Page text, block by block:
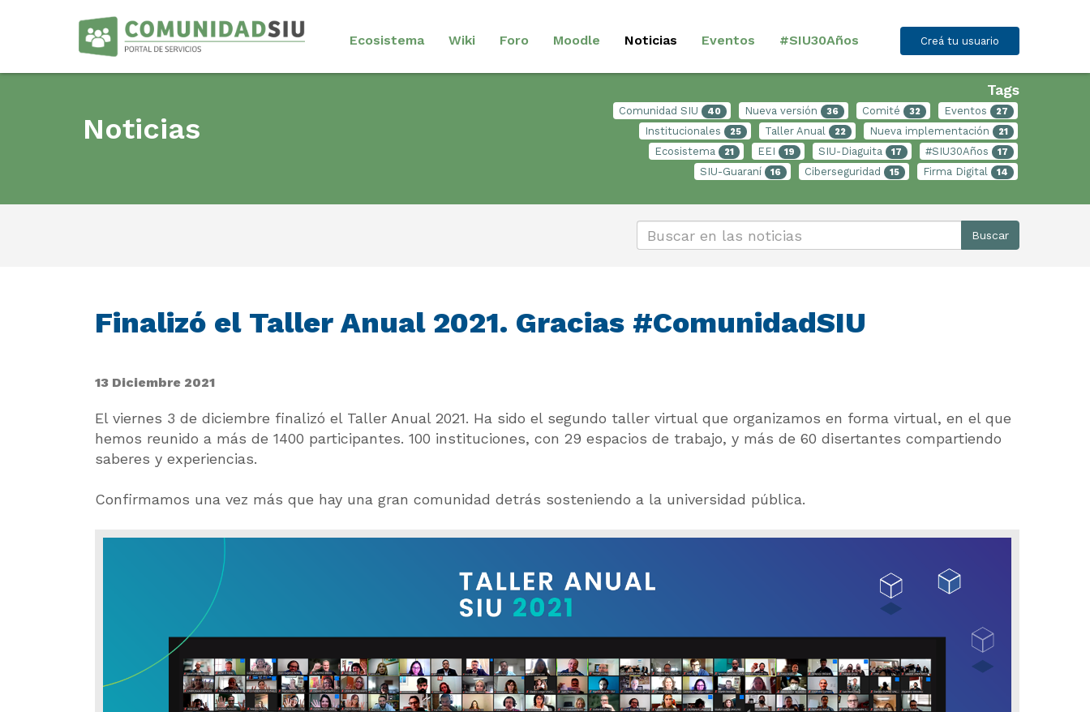
Ecosistema Wiki Foro Moodle Noticias Eventos #SIU30Años Creá tu usuario
Noticias
Tags
Comunidad SIU 40 Nueva versión 36 Comité 32 Eventos 27
Institucionales 25 Taller Anual 22 Nueva implementación 21
Ecosistema 21 EEI 19 SIU-Diaguita 17 #SIU30Años 17
SIU-Guaraní 16 Ciberseguridad 15 Firma Digital 14
Buscar
Finalizó el Taller Anual 2021. Gracias #ComunidadSIU
13 Diciembre 2021
El viernes 3 de diciembre finalizó el Taller Anual 2021. Ha sido el segundo taller virtual que organizamos en forma virtual, en el que
hemos reunido a más de 1400 participantes. 100 instituciones, con 29 espacios de trabajo, y más de 60 disertantes compartiendo
saberes y experiencias.
Confirmamos una vez más que hay una gran comunidad detrás sosteniendo a la universidad pública.